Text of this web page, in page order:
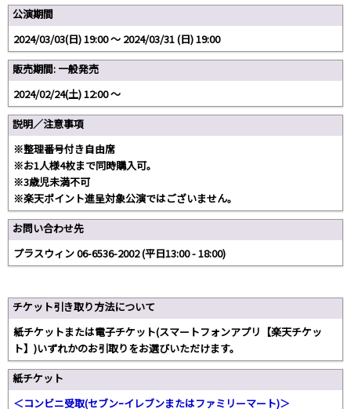
公演期間
2024/03/03(日) 19:00 〜 2024/03/31 (日) 19:00
販売期間: 一般発売
2024/02/24(土) 12:00 〜
説明／注意事項
※整理番号付き自由席
※お1人様4枚まで同時購入可。
※3歳児未満不可
※楽天ポイント進呈対象公演ではございません。
お問い合わせ先
プラスウィン 06-6536-2002 (平日13:00 - 18:00)
チケット引き取り方法について
紙チケットまたは電子チケット(スマートフォンアプリ【楽天チケッ
ト】)いずれかのお引取りをお選びいただけます。
紙チケット
＜コンビニ受取(セブンｰイレブンまたはファミリーマート)＞